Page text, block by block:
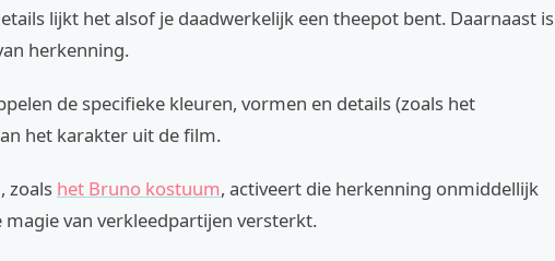
lijkt het alsof je daadwerkelijk een theepot bent. Daarnaast is
herkenning.
de specifieke kleuren, vormen en details (zoals het
het karakter uit de film.
zoals het Bruno kostuum, activeert die herkenning onmiddellijk
magie van verkleedpartijen versterkt.